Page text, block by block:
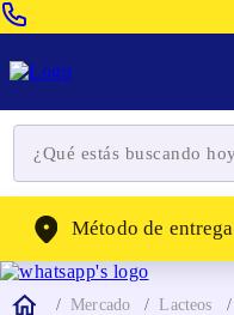
WhatsApp: (302) 262-4104
Método de entrega
Mercado Lacteos